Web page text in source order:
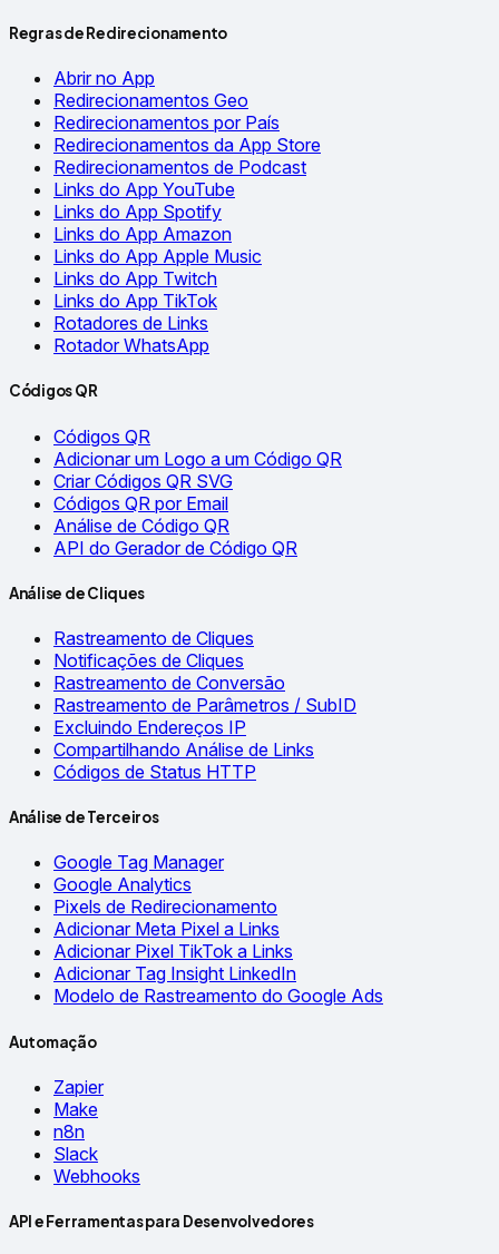
Regras de Redirecionamento
Abrir no App
Redirecionamentos Geo
Redirecionamentos por País
Redirecionamentos da App Store
Redirecionamentos de Podcast
Links do App YouTube
Links do App Spotify
Links do App Amazon
Links do App Apple Music
Links do App Twitch
Links do App TikTok
Rotadores de Links
Rotador WhatsApp
Códigos QR
Códigos QR
Adicionar um Logo a um Código QR
Criar Códigos QR SVG
Códigos QR por Email
Análise de Código QR
API do Gerador de Código QR
Análise de Cliques
Rastreamento de Cliques
Notificações de Cliques
Rastreamento de Conversão
Rastreamento de Parâmetros / SubID
Excluindo Endereços IP
Compartilhando Análise de Links
Códigos de Status HTTP
Análise de Terceiros
Google Tag Manager
Google Analytics
Pixels de Redirecionamento
Adicionar Meta Pixel a Links
Adicionar Pixel TikTok a Links
Adicionar Tag Insight LinkedIn
Modelo de Rastreamento do Google Ads
Automação
Zapier
Make
n8n
Slack
Webhooks
API e Ferramentas para Desenvolvedores